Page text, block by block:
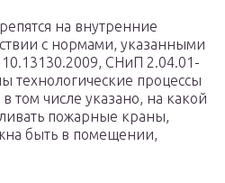
на внутренние
с нормами, указанными
СНиП 2.04.01-
технологические процессы
том числе указано, на какой
пожарные краны,
быть в помещении,